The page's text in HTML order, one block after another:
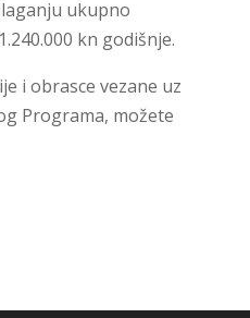
ukupno
kn godišnje.
i obrasce vezane uz
Programa, možete